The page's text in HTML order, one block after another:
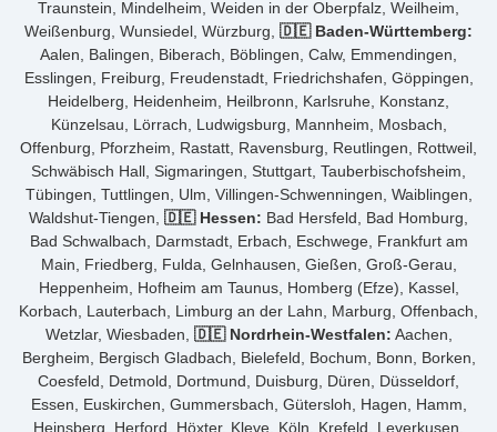
Traunstein, Mindelheim, Weiden in der Oberpfalz, Weilheim,
Weißenburg, Wunsiedel, Würzburg, 🇩🇪 Baden-Württemberg:
Aalen, Balingen, Biberach, Böblingen, Calw, Emmendingen,
Esslingen, Freiburg, Freudenstadt, Friedrichshafen, Göppingen,
Heidelberg, Heidenheim, Heilbronn, Karlsruhe, Konstanz,
Künzelsau, Lörrach, Ludwigsburg, Mannheim, Mosbach,
Offenburg, Pforzheim, Rastatt, Ravensburg, Reutlingen, Rottweil,
Schwäbisch Hall, Sigmaringen, Stuttgart, Tauberbischofsheim,
Tübingen, Tuttlingen, Ulm, Villingen-Schwenningen, Waiblingen,
Waldshut-Tiengen, 🇩🇪 Hessen: Bad Hersfeld, Bad Homburg,
Bad Schwalbach, Darmstadt, Erbach, Eschwege, Frankfurt am
Main, Friedberg, Fulda, Gelnhausen, Gießen, Groß-Gerau,
Heppenheim, Hofheim am Taunus, Homberg (Efze), Kassel,
Korbach, Lauterbach, Limburg an der Lahn, Marburg, Offenbach,
Wetzlar, Wiesbaden, 🇩🇪 Nordrhein-Westfalen: Aachen,
Bergheim, Bergisch Gladbach, Bielefeld, Bochum, Bonn, Borken,
Coesfeld, Detmold, Dortmund, Duisburg, Düren, Düsseldorf,
Essen, Euskirchen, Gummersbach, Gütersloh, Hagen, Hamm,
Heinsberg, Herford, Höxter, Kleve, Köln, Krefeld, Leverkusen,